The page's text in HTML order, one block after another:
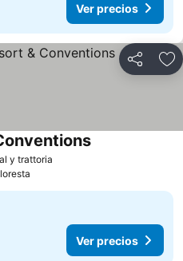
Ver precios
Compartir
y trattoria
Ver precios